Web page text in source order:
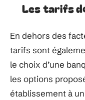
Les tarifs
En dehors des
tarifs sont
le choix d’une
les options
établissement à